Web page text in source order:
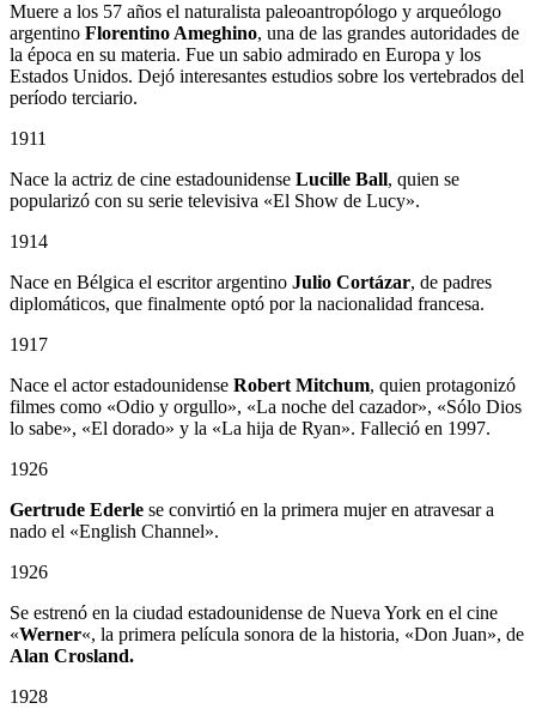
Muere a los 57 años el naturalista paleoantropólogo y arqueólogo
argentino Florentino Ameghino, una de las grandes autoridades de
la época en su materia. Fue un sabio admirado en Europa y los
Estados Unidos. Dejó interesantes estudios sobre los vertebrados del
período terciario.
1911
Nace la actriz de cine estadounidense Lucille Ball, quien se
popularizó con su serie televisiva «El Show de Lucy».
1914
Nace en Bélgica el escritor argentino Julio Cortázar, de padres
diplomáticos, que finalmente optó por la nacionalidad francesa.
1917
Nace el actor estadounidense Robert Mitchum, quien protagonizó
filmes como «Odio y orgullo», «La noche del cazador», «Sólo Dios
lo sabe», «El dorado» y la «La hija de Ryan». Falleció en 1997.
1926
Gertrude Ederle se convirtió en la primera mujer en atravesar a
nado el «English Channel».
1926
Se estrenó en la ciudad estadounidense de Nueva York en el cine
«Werner«, la primera película sonora de la historia, «Don Juan», de
Alan Crosland.
1928